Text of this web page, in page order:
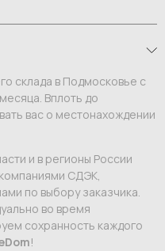
склада в Подмосковье с
Вплоть до
вас о местонахождении
и в регионы России
СДЭК,
по выбору заказчика.
во время
сохранность каждого
!